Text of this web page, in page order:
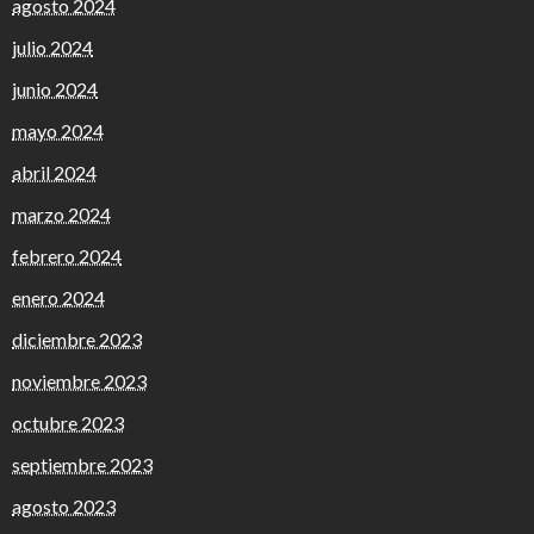
agosto 2024
julio 2024
junio 2024
mayo 2024
abril 2024
marzo 2024
febrero 2024
enero 2024
diciembre 2023
noviembre 2023
octubre 2023
septiembre 2023
agosto 2023